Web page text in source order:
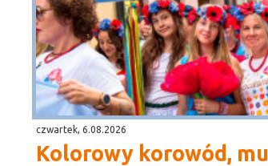
czwartek, 6.08.2026
Kolorowy korowód,